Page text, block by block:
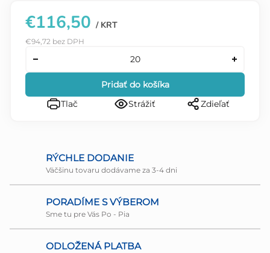
€116,50 / KRT
€94,72 bez DPH
Pridať do košíka
Tlač
Strážiť Zdieľať
RÝCHLE DODANIE
Väčšinu tovaru dodávame za 3-4 dni
PORADÍME S VÝBEROM
Sme tu pre Vás Po - Pia
ODLOŽENÁ PLATBA